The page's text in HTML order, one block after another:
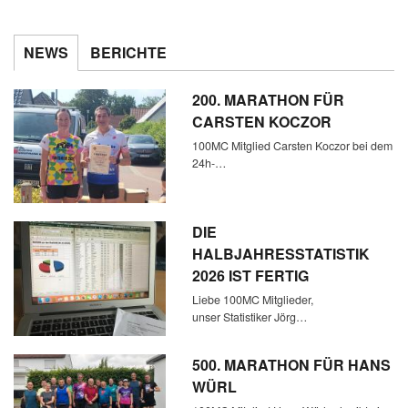
NEWS BERICHTE
200. MARATHON FÜR
CARSTEN KOCZOR
100MC Mitglied Carsten Koczor bei dem
24h-…
DIE
HALBJAHRESSTATISTIK
2026 IST FERTIG
Liebe 100MC Mitglieder,
unser Statistiker Jörg…
500. MARATHON FÜR HANS
WÜRL